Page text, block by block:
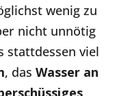
wenig zu
nicht unnötig
stattdessen viel
, das Wasser an